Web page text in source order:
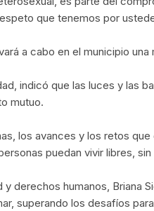
que tenemos por
a cabo en el municipio
indicó que las luces y las
mutuo.
los avances y los retos
puedan vivir libres,
derechos humanos, Briana
superando los desafíos